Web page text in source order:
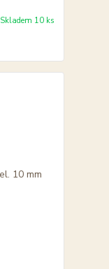
Skladem 10 ks